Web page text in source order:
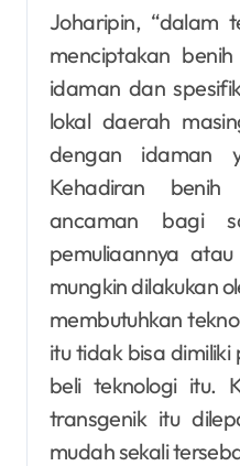
Joharipin, “dalam
menciptakan
idaman dan
lokal daerah
dengan idaman
Kehadiran
ancaman bagi
pemuliaannya
mungkin dilakukan
membutuhkan
itu tidak bisa
beli teknologi itu.
transgenik itu
mudah sekali